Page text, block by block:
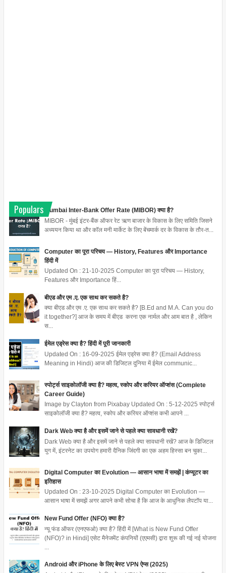
Populars
Mumbai Inter-Bank Offer Rate (MIBOR) क्या है?
MIBOR - मुंबई इंटर-बैंक ऑफर रेट ऋण बाजार के विकास के लिए समिति जिसने
अध्ययन किया था और कॉल मनी मार्केट के लिए बेंचमार्क दर के विकास के तौर-त...
Computer का पूरा परिचय — History, Features और Importance
हिंदी में
Updated On : 21-10-2025 Computer का पूरा परिचय — History,
Features और Importance हिं...
बीएड और एम .ए. एक साथ कर सकते है?
क्या बीएड और एम .ए. एक साथ कर सकते है? [B.Ed and M.A. Can you do
it together?] आज के समय में बीएड करना एक नार्मल और आम बात है , लेकिन
स...
ईमेल एड्रेस क्या है? हिंदी में पूरी जानकारी
Updated On : 16-09-2025 ईमेल एड्रेस क्या है? (Email Address
Meaning in Hindi) आज की डिजिटल दुनिया में ईमेल communic...
स्पोर्ट्स साइकोलॉजी क्या है? महत्व, स्कोप और करियर ऑप्शंस (Complete
Career Guide)
Image by Clayton from Pixabay Updated On : 5-12-2025 स्पोर्ट्स
साइकोलॉजी क्या है? महत्व, स्कोप और करियर ऑप्शंस कभी आपने ...
Dark Web क्या है और इसमें जाने से पहले क्या सावधानी रखें?
Dark Web क्या है और इसमें जाने से पहले क्या सावधानी रखें? आज के डिजिटल
युग में, इंटरनेट का उपयोग हमारी दैनिक जिंदगी का एक अहम हिस्सा बन चुका...
Digital Computer का Evolution — आसान भाषा में समझें | कंप्यूटर का
इतिहास
Updated On : 23-10-2025 Digital Computer का Evolution —
आसान भाषा में समझें अगर आपने कभी सोचा है कि आज के आधुनिक लैपटॉप या...
New Fund Offer (NFO) क्या है?
न्यू फंड ऑफर (एनएफओ) क्या है? हिंदी में [What is New Fund Offer
(NFO)? in Hindi] एसेट मैनेजमेंट कंपनियों (एएमसी) द्वारा शुरू की गई नई योजना
Android और iPhone के लिए बेस्ट VPN ऐप्स (2025)